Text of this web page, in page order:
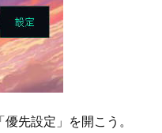
先設定」を開こう。